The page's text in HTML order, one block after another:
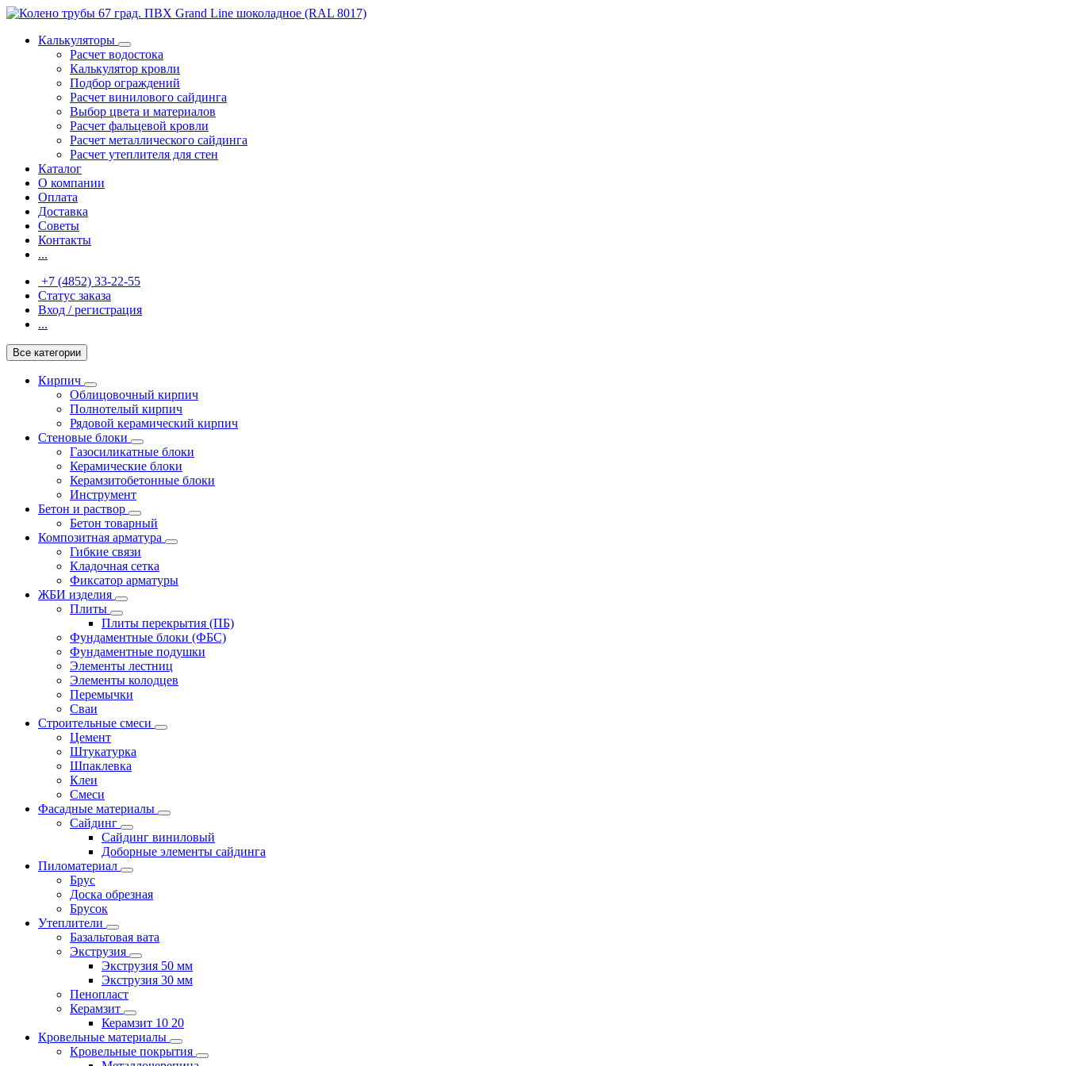
Калькуляторы
Расчет водостока
Калькулятор кровли
Подбор ограждений
Расчет винилового сайдинга
Выбор цвета и материалов
Расчет фальцевой кровли
Расчет металлического сайдинга
Расчет утеплителя для стен
Каталог
О компании
Оплата
Доставка
Советы
Контакты
...
+7 (4852) 33-22-55
Статус заказа
Вход / регистрация
...
Все категории
Кирпич
Облицовочный кирпич
Полнотелый кирпич
Рядовой керамический кирпич
Стеновые блоки
Газосиликатные блоки
Керамические блоки
Керамзитобетонные блоки
Инструмент
Бетон и раствор
Бетон товарный
Композитная арматура
Гибкие связи
Кладочная сетка
Фиксатор арматуры
ЖБИ изделия
Плиты
Плиты перекрытия (ПБ)
Фундаментные блоки (ФБС)
Фундаментные подушки
Элементы лестниц
Элементы колодцев
Перемычки
Сваи
Строительные смеси
Цемент
Штукатурка
Шпаклевка
Клеи
Смеси
Фасадные материалы
Сайдинг
Сайдинг виниловый
Доборные элементы сайдинга
Пиломатериал
Брус
Доска обрезная
Брусок
Утеплители
Базальтовая вата
Экструзия
Экструзия 50 мм
Экструзия 30 мм
Пенопласт
Керамзит
Керамзит 10 20
Кровельные материалы
Кровельные покрытия